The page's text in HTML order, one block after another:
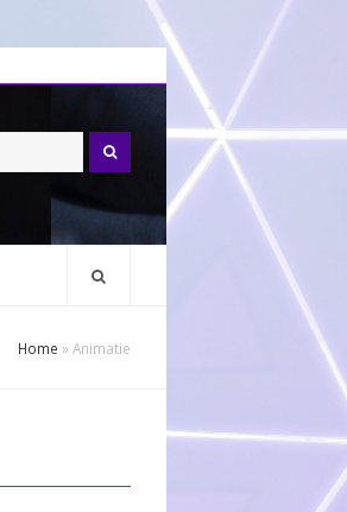
Home » Animatie